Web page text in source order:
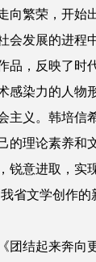
向繁荣，开始
会发展的进程
品，反映了时
感染力的人物
主义。韩培信
的理论素养和
锐意进取，实
省文学创作
结起来奔向